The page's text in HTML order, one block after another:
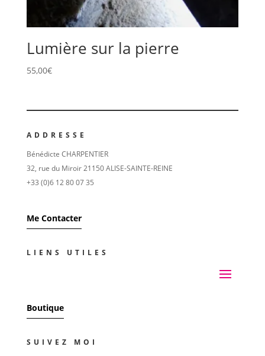
Lumière sur la pierre
55,00€
ADDRESSE
Bénédicte CHARPENTIER
32, rue du Miroir 21150 ALISE-SAINTE-REINE
+33 (0)6 12 80 07 35
Me Contacter
LIENS UTILES
Boutique
SUIVEZ MOI